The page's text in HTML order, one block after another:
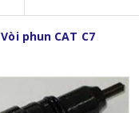
Vòi phun CAT C7